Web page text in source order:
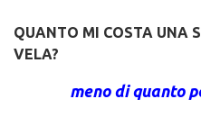
QUANTO MI COSTA UNA
VELA?
meno di quanto